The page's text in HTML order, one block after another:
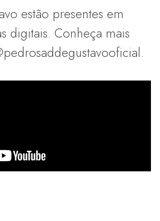
estão presentes em
digitais. Conheça mais